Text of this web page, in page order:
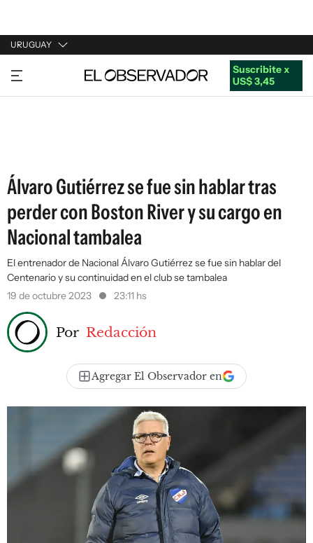
URUGUAY
URUGUAY
ARGENTINA
Suscribite x
US$ 3,45
Álvaro Gutiérrez se fue sin hablar tras
perder con Boston River y su cargo en
Nacional tambalea
El entrenador de Nacional Álvaro Gutiérrez se fue sin hablar del
Centenario y su continuidad en el club se tambalea
19 de octubre 2023
23:11 hs
Por Redacción
Agregar El Observador en